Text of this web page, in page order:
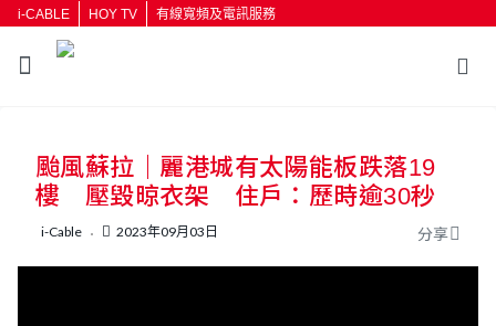
i-CABLE HOY TV 有線寬頻及電訊服務
颱風蘇拉｜麗港城有太陽能板跌落19
樓 壓毀晾衣架 住戶：歷時逾30秒
i-Cable 2023年09月03日 分享